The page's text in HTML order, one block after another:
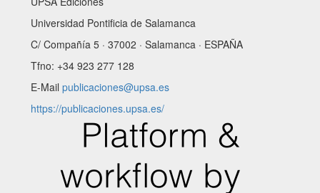
Universidad Pontificia de Salamanca
C/ Compañía 5 · 37002 · Salamanca · ESPAÑA
Tfno: +34 923 277 128
E-Mail publicaciones@upsa.es
https://publicaciones.upsa.es/